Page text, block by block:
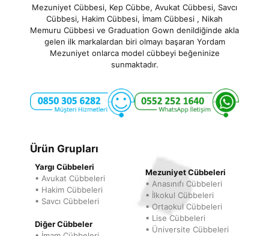
Mezuniyet Cübbesi, Kep Cübbe, Avukat Cübbesi, Savcı
Cübbesi, Hakim Cübbesi, İmam Cübbesi , Nikah
Memuru Cübbesi ve Graduation Gown denildiğinde akla
gelen ilk markalardan biri olmayı başaran Yordam
Mezuniyet onlarca model cübbeyi beğeninize
sunmaktadır.
Ürün Grupları
Yargı Cübbeleri
▪ Avukat Cübbeleri
▪ Hakim Cübbeleri
▪ Savcı Cübbeleri
Diğer Cübbeler
Mezuniyet Cübbeleri
▪ Anasınıfı Cübbeleri
▪ İlkokul Cübbeleri
▪ Ortaokul Cübbeleri
▪ Lise Cübbeleri
▪ Üniversite Cübbeleri